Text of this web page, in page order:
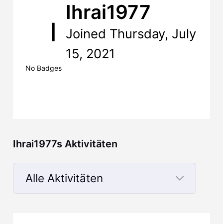
I
Ihrai1977
Joined Thursday, July
15, 2021
No Badges
Ihrai1977s Aktivitäten
Alle Aktivitäten